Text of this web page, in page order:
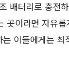
배터리로 충전
곳이라면 자유
이들에게는